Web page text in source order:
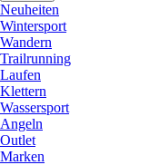
Neuheiten
Wintersport
Wandern
Trailrunning
Laufen
Klettern
Wassersport
Angeln
Outlet
Marken